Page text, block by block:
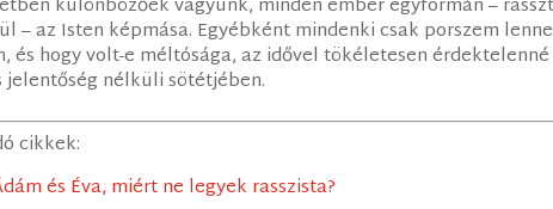
különbözőek vagyunk, minden ember egyformán –
– az Isten képmása. Egyébként mindenki csak porszem
és hogy volt-e méltósága, az idővel tökéletesen
jelentőség nélküli sötétjében.
cikkek:
és Éva, miért ne legyek rasszista?